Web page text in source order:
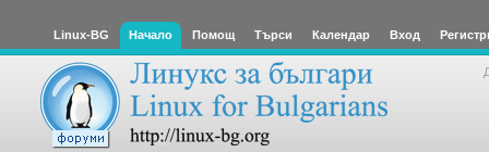
Linux-BG Начало Помощ Търси Календар Вход